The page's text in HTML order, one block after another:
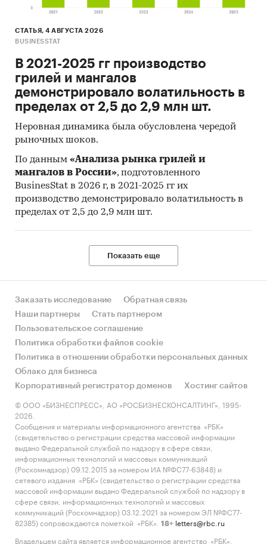
СТАТЬЯ, 4 АВГУСТА 2026
BUSINESSTAT
В 2021-2025 гг производство
грилей и мангалов
демонстрировало волатильность в
пределах от 2,5 до 2,9 млн шт.
Неровная динамика была обусловлена чередой
рыночных шоков.
По данным «Анализа рынка грилей и
мангалов в России», подготовленного
BusinesStat в 2026 г, в 2021-2025 гг их
производство демонстрировало волатильность в
пределах от 2,5 до 2,9 млн шт.
Показать еще
Заказать исследование
Обратная связь
Наши партнеры
Стать партнером
Пользовательское соглашение
Политика обработки файлов cookie
Политика в отношении обработки персональных данных
Облако для бизнеса
Корпоративный регистратор доменов
Хостинг сайтов
© ООО «БИЗНЕСПРЕСС», АО «РОСБИЗНЕСКОНСАЛТИНГ», 1995-
2026.
Сообщения и материалы информационного агентства «РБК»
(свидетельство о регистрации средства массовой информации
выдано Федеральной службой по надзору в сфере связи,
информационных технологий и массовых коммуникаций
(Роскомнадзор) 09.12.2015 за номером ИА №ФС77-63848) и
сетевого издания «РБК» (свидетельство о регистрации средства
массовой информации выдано Федеральной службой по надзору в
сфере связи, информационных технологий и массовых
коммуникаций (Роскомнадзор) 03.12.2021 за номером ЭЛ №ФС77-
82385) сопровождаются пометкой «РБК».
18+ letters@rbc.ru
Владельцем сайта является информационное агентство «РБК».